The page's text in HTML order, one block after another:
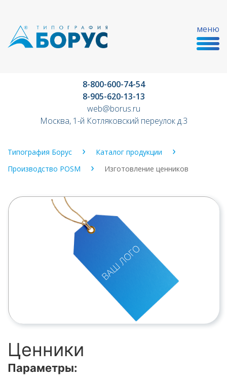
меню
8-800-600-74-54
8-905-620-13-13
web@borus.ru
Москва, 1-й Котляковский переулок д.3
Типография Борус
Каталог продукции
Производство POSM
Изготовление ценников
Ценники
Параметры: